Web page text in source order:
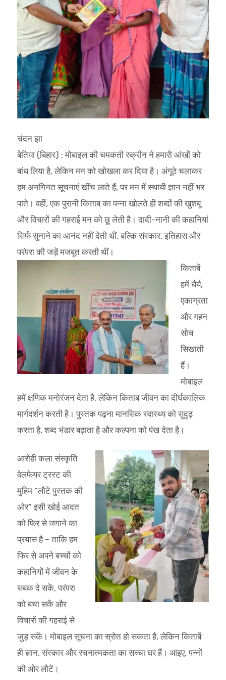
चंदन झा
बेतिया (बिहार) : मोबाइल की चमकती स्क्रीन ने हमारी आंखों को
बांध लिया है, लेकिन मन को खोखला कर दिया है। अंगूठे चलाकर
हम अनगिनत सूचनाएं खींच लाते हैं, पर मन में स्थायी ज्ञान नहीं भर
पाते। वहीं, एक पुरानी किताब का पन्ना खोलते ही शब्दों की खुशबू
और विचारों की गहराई मन को छू लेती है। दादी-नानी की कहानियां
सिर्फ सुनाने का आनंद नहीं देती थीं, बल्कि संस्कार, इतिहास और
परंपरा की जड़ें मजबूत करती थीं।
किताबें
हमें धैर्य,
एकाग्रता
और गहन
सोच
सिखाती
हैं।
मोबाइल
हमें क्षणिक मनोरंजन देता है, लेकिन किताब जीवन का दीर्घकालिक
मार्गदर्शन करती है। पुस्तक पढ़ना मानसिक स्वास्थ्य को सुदृढ़
करता है, शब्द भंडार बढ़ाता है और कल्पना को पंख देता है।
आरोही कला संस्कृति
वेलफेयर ट्रस्ट की
मुहिम “लौटे पुस्तक की
ओर” इसी खोई आदत
को फिर से जगाने का
प्रयास है – ताकि हम
फिर से अपने बच्चों को
कहानियों में जीवन के
सबक दे सकें, परंपरा
को बचा सकें और
विचारों की गहराई से
जुड़ सकें। मोबाइल सूचना का स्रोत हो सकता है, लेकिन किताबें
ही ज्ञान, संस्कार और रचनात्मकता का सच्चा घर हैं। आइए, पन्नों
की ओर लौटें।